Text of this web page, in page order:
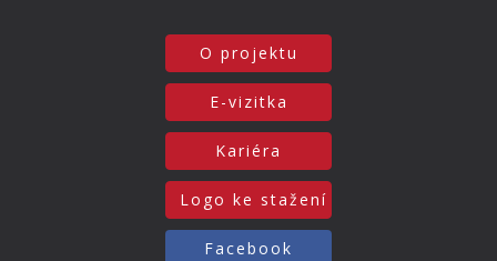
O projektu
E-vizitka
Kariéra
Logo ke stažení
Facebook